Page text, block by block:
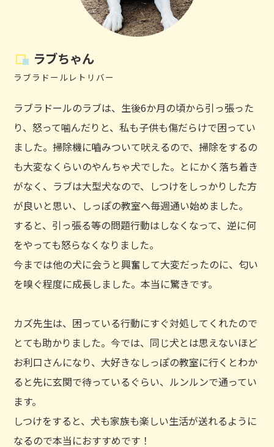
ラブちゃん
ラブラドールレトリバー
ラブラドールのラブは、生後6か月の頃から引っ張った
り、怒って噛んだりと、私も子供も傷だらけで困ってい
ました。掃除機に嚙みついて吠えるので、掃除をするの
も大変なくらいのやんちゃ犬でした。とにかく落ち着き
がなく、ラブは大型犬なので、しつけをしっかりした方
が良いと思い、しっぽの教室へ毎週通い始めました。
すると、引っ張る等の問題行動はしなくなって、逆に何
をやっても怒らなくなりました。
今までは他の犬に会うと興奮して大変だったのに、匂い
を嗅ぐ程度に成長しました。本当に驚きです。
カズ先生は、困っている行動にすぐ対処してくれたので
とても助かりました。今では、同じ犬とは思えないほど
お利口さんになり、大好きなしっぽの教室に行くとわか
ると先に玄関で待っているぐらい、ルンルンで通ってい
ます。
しつけをすると、犬も家族も楽しい生活が送れるように
なるので本当におすすめです！